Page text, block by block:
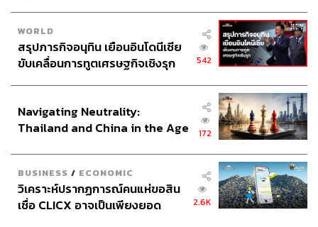
WORLD
สรุปภารกิจอนุทิน เยือนอินโดนีเซีย
ขับเคลื่อนการทูตเศรษฐกิจเชิงรุก
542
Navigating Neutrality:
Thailand and China in the Age
172
BUSINESS / ECONOMIC
วิเคราะห์ปรากฏการณ์คนแห่ขอสิน
เชื่อ CLICX อาจเป็นเพียงยอด
2.6K